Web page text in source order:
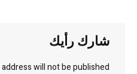
شارك رأيك
will not be published.